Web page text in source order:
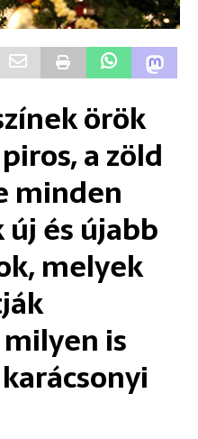
örök
a zöld
minden
és újabb
melyek
is